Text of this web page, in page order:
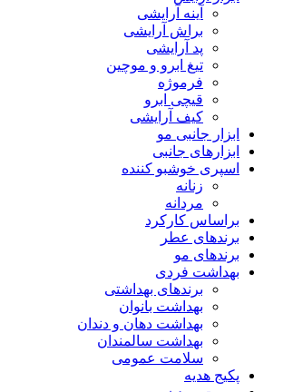
آینه آرایشی
براش آرایشی
پد آرایشی
تیغ ابرو و موچین
فرموژه
قیچی ابرو
کیف آرایشی
ابزار جانبی مو
ابزارهای جانبی
اسپری خوشبو کننده
زنانه
مردانه
براساس کارکرد
برندهای عطر
برندهای مو
بهداشت فردی
برندهای بهداشتی
بهداشت بانوان
بهداشت دهان و دندان
بهداشت سالمندان
سلامت عمومی
پکیج هدیه